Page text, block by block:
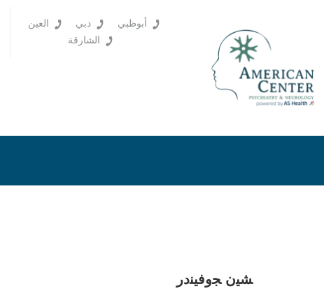
أبوظبي دبي
العين
الشارقة
ﺸﻴن ﺠوﻓﻴﻨدر